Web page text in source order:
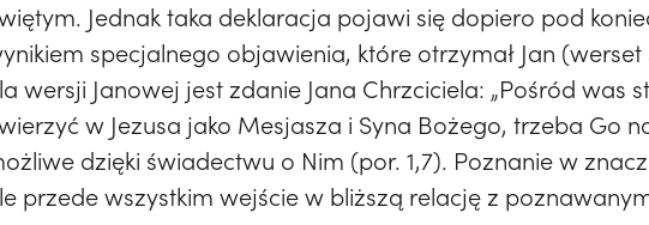
Jednak taka deklaracja pojawi się dopiero pod
specjalnego objawienia, które otrzymał Jan
wersji Janowej jest zdanie Jana Chrzciciela: „Pośród was
w Jezusa jako Mesjasza i Syna Bożego, trzeba Go
dzięki świadectwu o Nim (por. 1,7). Poznanie w
przede wszystkim wejście w bliższą relację z